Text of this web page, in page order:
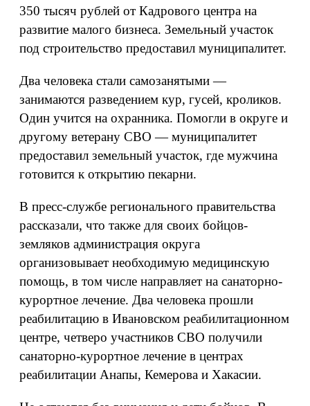
350 тысяч рублей от Кадрового центра на
развитие малого бизнеса. Земельный участок
под строительство предоставил муниципалитет.
Два человека стали самозанятыми —
занимаются разведением кур, гусей, кроликов.
Один учится на охранника. Помогли в округе и
другому ветерану СВО — муниципалитет
предоставил земельный участок, где мужчина
готовится к открытию пекарни.
В пресс-службе регионального правительства
рассказали, что также для своих бойцов-
земляков администрация округа
организовывает необходимую медицинскую
помощь, в том числе направляет на санаторно-
курортное лечение. Два человека прошли
реабилитацию в Ивановском реабилитационном
центре, четверо участников СВО получили
санаторно-курортное лечение в центрах
реабилитации Анапы, Кемерова и Хакасии.